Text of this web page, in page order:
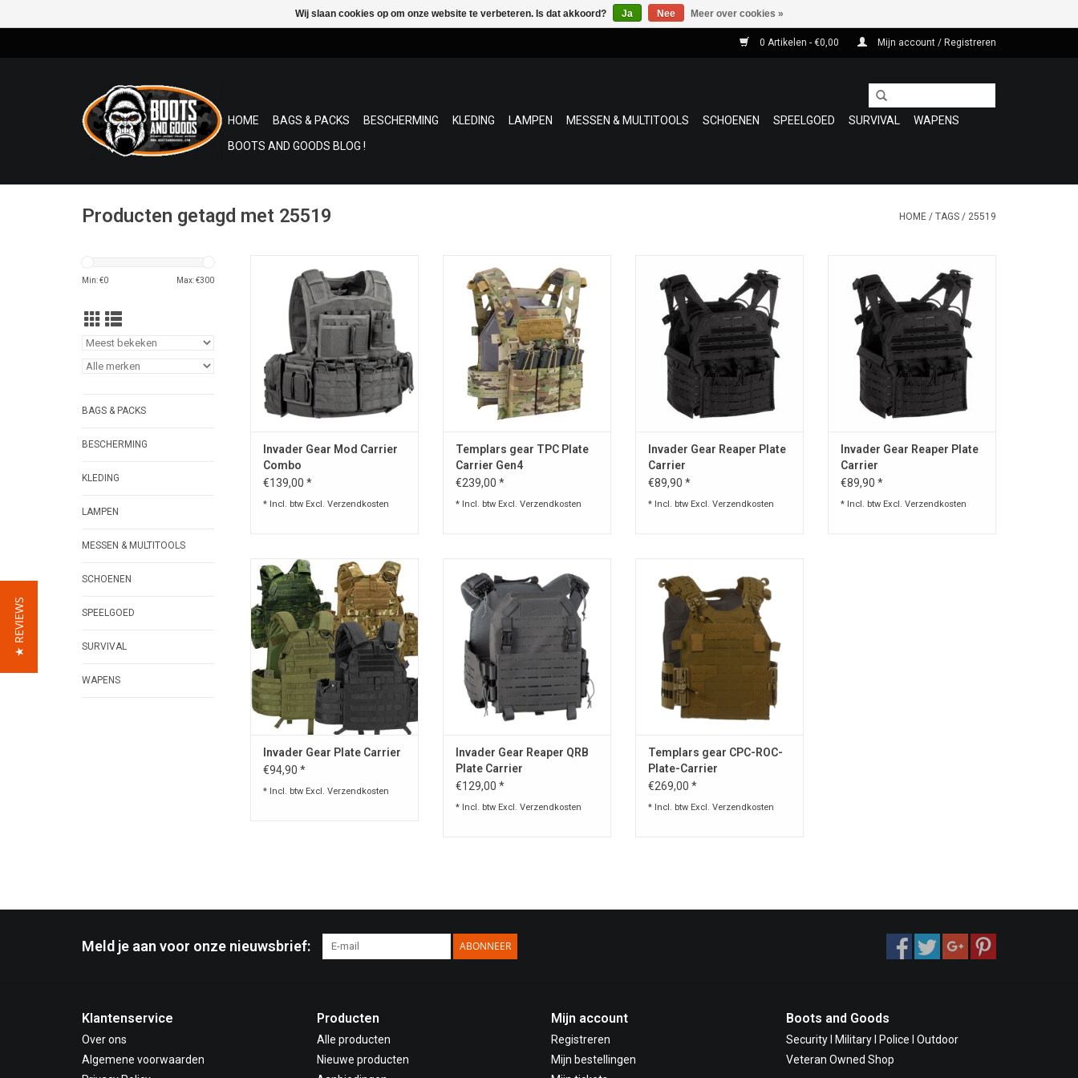
0 Artikelen - €0,00 Mijn account / Registreren
HOME BAGS & PACKS BESCHERMING KLEDING LAMPEN MESSEN & MULTITOOLS SCHOENEN SPEELGOED SURVIVAL
WAPENS
BOOTS AND GOODS BLOG !
Producten getagd met 25519 HOME / TAGS / 25519
Min: €0 Max: €300
BAGS & PACKS
BESCHERMING
KLEDING
LAMPEN
MESSEN & MULTITOOLS
SCHOENEN
SPEELGOED
SURVIVAL
WAPENS
een lichtgewicht, multifunctionele
low-profile carrier
De carrier is molle-ready ,, One
size fits all.
TOEVOEGEN AAN WINKELWAGEN
Invader Gear Mod Carrier
Combo
€139,00 *
* Incl. btw Excl. Verzendkosten
ontwerp dat snelheid en mobiliteit
bevordert zonder de veiligheid en
beschermende houding van de
gebruiker in gevaar te brengen.
TOEVOEGEN AAN WINKELWAGEN
Templars gear TPC Plate
Carrier Gen4
€239,00 *
* Incl. btw Excl. Verzendkosten
Carrier is een lichtgewicht,
multifunctionele low-profile carrier
en heeft 3 magazijn-houders
(5.56).
De carrier is molle-ready ,, One
size fits all.
TOEVOEGEN AAN WINKELWAGEN
Invader Gear Reaper Plate
Carrier
€89,90 *
* Incl. btw Excl. Verzendkosten
Carrier is een lichtgewicht,
multifunctionele low-profile carrier
en heeft 3 magazijn-houders
(5.56). De carrier is molle-ready ,,
One size fits all.
Alleen zwart !!
TOEVOEGEN AAN WINKELWAGEN
Invader Gear Reaper Plate
Carrier
€89,90 *
* Incl. btw Excl. Verzendkosten
De Invader 6094A-RS Plate Carrier
is een lichtgewicht,
multifunctionele low-profile carrier
De carrier is Molle-ready ,, One
size fits all.
Opgelet !! STUUR eerst mailtje aub
!! Sommige kleuren niet op
voorraad !
TOEVOEGEN AAN WINKELWAGEN
Invader Gear Plate Carrier
€94,90 *
* Incl. btw Excl. Verzendkosten
ontworpen om een ​​lichtgewicht
multifunctionele drager met een
laag profiel te bieden voor
ballistische platen met een groot
oppervlak !
Opgelet !! Alle vesten uitverkocht
!
TOEVOEGEN AAN WINKELWAGEN
Invader Gear Reaper QRB
Plate Carrier
€129,00 *
* Incl. btw Excl. Verzendkosten
geavanceerd tactisch vest
ontworpen om een ​​laag gewicht
te combineren met een maximaal
gebruikerscomfort. Rapid Open
Connecto
TOEVOEGEN AAN WINKELWAGEN
Templars gear CPC-ROC-
Plate-Carrier
€269,00 *
* Incl. btw Excl. Verzendkosten
Meld je aan voor onze nieuwsbrief: ABONNEER
Klantenservice
Over ons
Algemene voorwaarden
Producten
Alle producten
Nieuwe producten
Mijn account
Registreren
Mijn bestellingen
Boots and Goods
Security I Military I Police I Outdoor
Veteran Owned Shop
Wij slaan cookies op om onze website te verbeteren. Is dat akkoord? Ja Nee Meer over cookies »
★ REVIEWS